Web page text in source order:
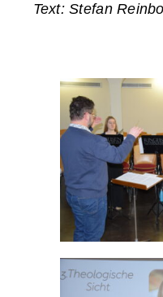
Text: Stefan